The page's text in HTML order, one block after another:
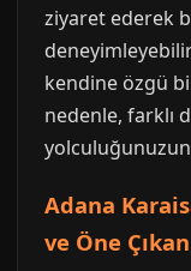
ziyaret ederek
kendine özgü
nedenle, farklı
yolculuğunuzun
Adana
ve Öne